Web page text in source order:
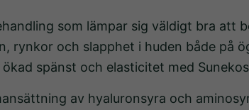
som lämpar sig väldigt bra att
rynkor och slapphet i huden både på
spänst och elasticitet med
av hyaluronsyra och